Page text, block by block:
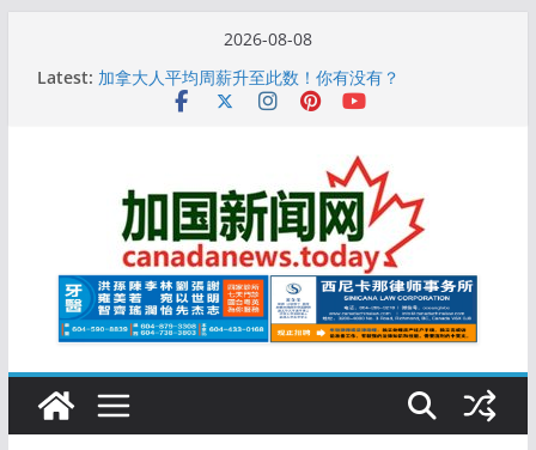
2026-08-08
Latest: 个月
加拿大人平均周薪升至此数！你有没有？
特鲁多半裸与水果姐海滩激吻! 热恋一年感情持续升温
更多名校恢复SAT 考试，新学年大学申请开跑7个大不